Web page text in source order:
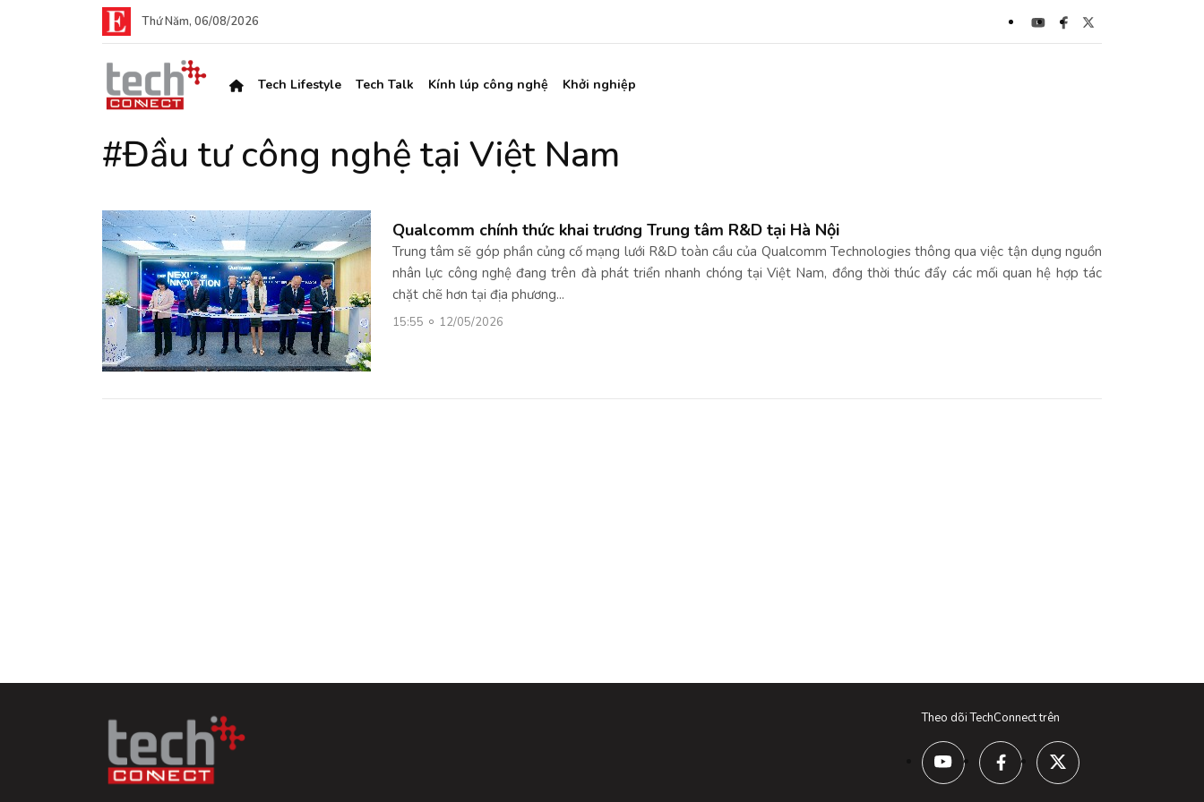
Thứ Năm, 06/08/2026
Tech Lifestyle Tech Talk Kính lúp công nghệ Khởi nghiệp
#Đầu tư công nghệ tại Việt Nam
Qualcomm chính thức khai trương Trung tâm R&D tại Hà Nội
Trung tâm sẽ góp phần củng cố mạng lưới R&D toàn cầu của Qualcomm Technologies thông qua việc tận dụng nguồn
nhân lực công nghệ đang trên đà phát triển nhanh chóng tại Việt Nam, đồng thời thúc đẩy các mối quan hệ hợp tác
chặt chẽ hơn tại địa phương...
15:55 12/05/2026
Theo dõi TechConnect trên